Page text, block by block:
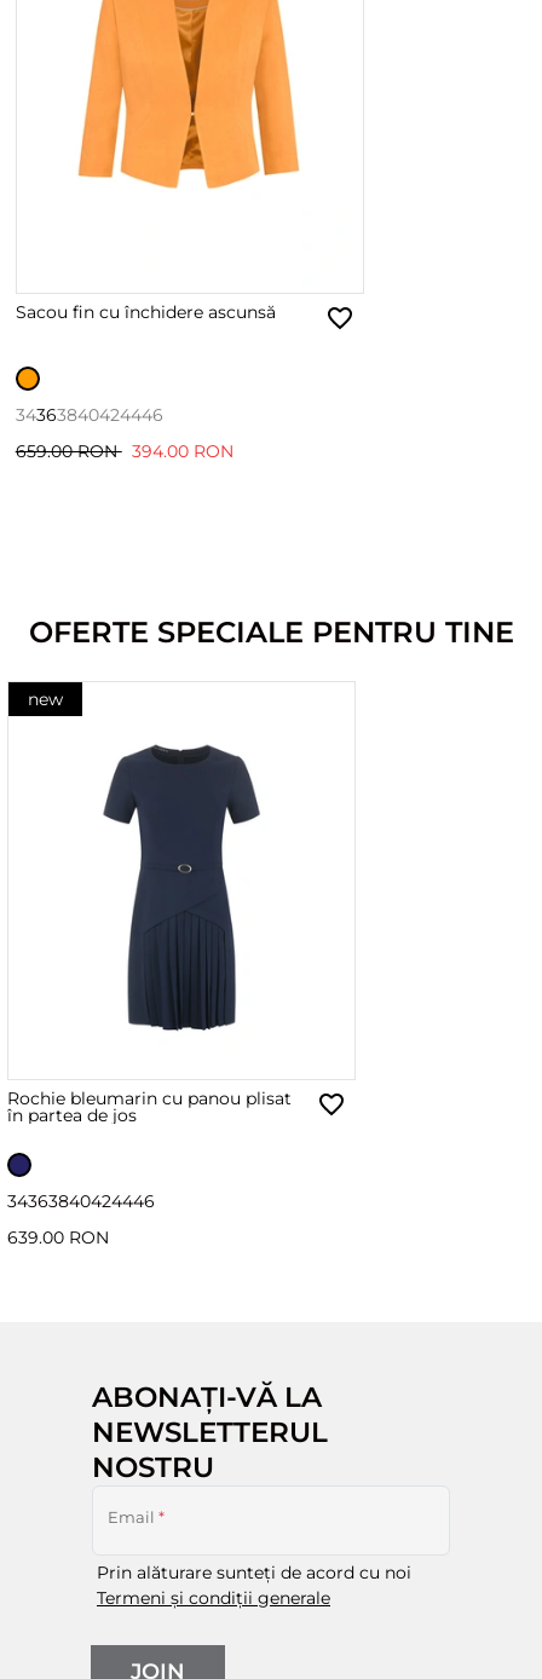
Sacou fin cu închidere ascunsă
34363840424446
659.00 RON 394.00 RON
OFERTE SPECIALE PENTRU TINE
new
Rochie bleumarin cu panou plisat
în partea de jos
34363840424446
639.00 RON
ABONAȚI-VĂ LA
NEWSLETTERUL
NOSTRU
Email *
Prin alăturare sunteți de acord cu noi
Termeni și condiții generale
JOIN